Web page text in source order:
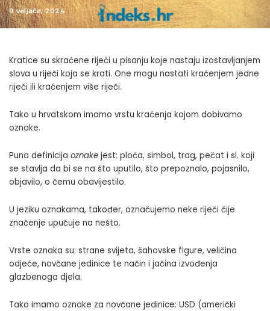
by
9 veljače, 2024
Kratice su skraćene riječi u pisanju koje nastaju izostavljanjem
slova u riječi koja se krati. One mogu nastati kraćenjem jedne
riječi ili kraćenjem više riječi.
Tako u hrvatskom imamo vrstu kraćenja kojom dobivamo
oznake.
Puna definicija oznake jest: ploča, simbol, trag, pečat i sl. koji
se stavlja da bi se na što uputilo, što prepoznalo, pojasnilo,
objavilo, o čemu obavijestilo.
U jeziku oznakama, također, označujemo neke riječi čije
značenje upućuje na nešto.
Vrste oznaka su: strane svijeta, šahovske figure, veličina
odjeće, novčane jedinice te način i jačina izvođenja
glazbenoga djela.
Tako imamo oznake za novčane jedinice: USD (američki